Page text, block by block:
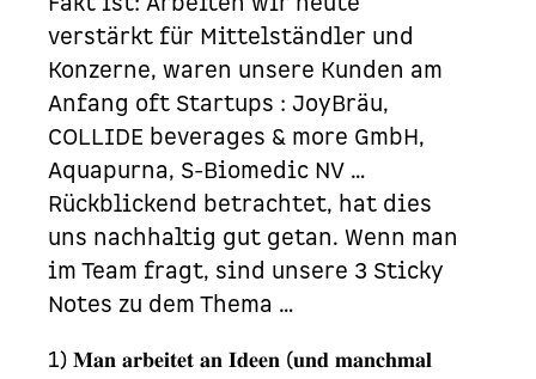
verstärkt für Mittelständler und
Konzerne, waren unsere Kunden am
Anfang oft Startups : JoyBräu,
COLLIDE beverages & more GmbH,
Aquapurna, S-Biomedic NV …
Rückblickend betrachtet, hat dies
uns nachhaltig gut getan. Wenn man
im Team fragt, sind unsere 3 Sticky
Notes zu dem Thema …
1) 𝐌𝐚𝐧 𝐚𝐫𝐛𝐞𝐢𝐭𝐞𝐭 𝐚𝐧 𝐈𝐝𝐞𝐞𝐧 (𝐮𝐧𝐝 𝐦𝐚𝐧𝐜𝐡𝐦𝐚𝐥